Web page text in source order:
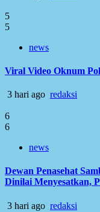
5
5
news
Viral Video Oknum
3 hari ago redaksi
6
6
news
Dewan Penasehat
Dinilai Menyesatkan,
3 hari ago redaksi